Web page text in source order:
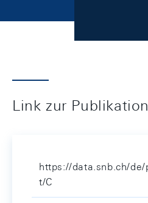
Link zur Publikation
https://data.snb.ch/de/
t/C